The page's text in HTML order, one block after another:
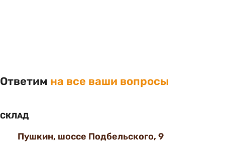
Ответим на все ваши вопросы
СКЛАД
Пушкин, шоссе Подбельского, 9